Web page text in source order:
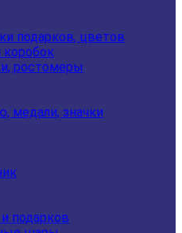
подарков, цветов
ростомеры
медали, значки
подарков